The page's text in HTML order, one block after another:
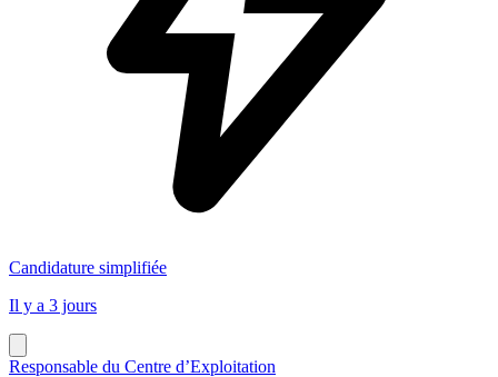
Candidature simplifiée
Il y a 3 jours
Responsable du Centre d’Exploitation